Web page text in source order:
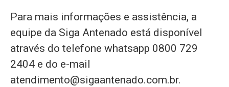
Para mais informações e assistência, a
equipe da Siga Antenado está disponível
através do telefone whatsapp 0800 729
2404 e do e-mail
atendimento@sigaantenado.com.br.